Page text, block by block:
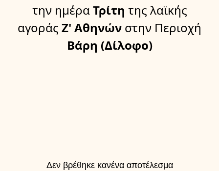
την ημέραΤρίτη της λαϊκής
αγοράς Ζ' Αθηνών στην Περιοχή
Βάρη (Δίλοφο)
Δεν βρέθηκε κανένα αποτέλεσμα